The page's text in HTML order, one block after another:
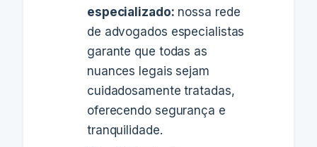
especializado: nossa rede
de advogados especialistas
garante que todas as
nuances legais sejam
cuidadosamente tratadas,
oferecendo segurança e
tranquilidade.